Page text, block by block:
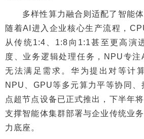
多样性算力融合则适配了智能体
随着AI进入企业核心生产流程，
从传统1:4、1:8向1:1甚至更高演
度、业务逻辑处理任务，NPU专
无法满足需求。华为提出对等计
NPU、GPU等多元算力平等协同
点超节点设备已正式推出，下半年
支撑智能体集群部署与企业传统业
力底座。